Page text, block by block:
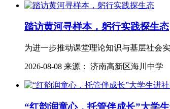
踏访黄河寻样本，躬行实践探生态
为进一步推动课堂理论知识与基层社会
2026-08-08 来源： 济南高新区海川中学
“红韵润童心，托管伴成长”大学